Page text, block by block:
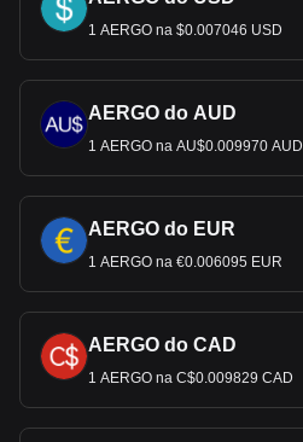
1 AERGO na $0.007046 USD
AERGO do AUD
1 AERGO na AU$0.009970 AUD
AERGO do EUR
1 AERGO na €0.006095 EUR
AERGO do CAD
1 AERGO na C$0.009829 CAD